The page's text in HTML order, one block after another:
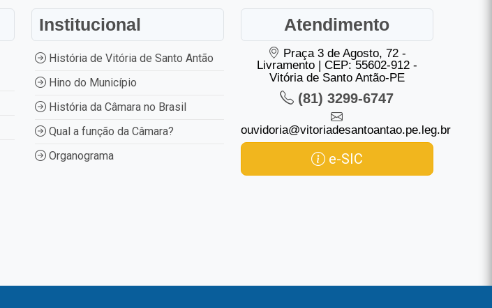
Institucional
História de Vitória de Santo Antão
Hino do Município
História da Câmara no Brasil
Qual a função da Câmara?
Organograma
Atendimento
Praça 3 de Agosto, 72 -
Livramento | CEP: 55602-912 -
Vitória de Santo Antão-PE
(81) 3299-6747
ouvidoria@vitoriadesantoantao.pe.leg.br
e-SIC